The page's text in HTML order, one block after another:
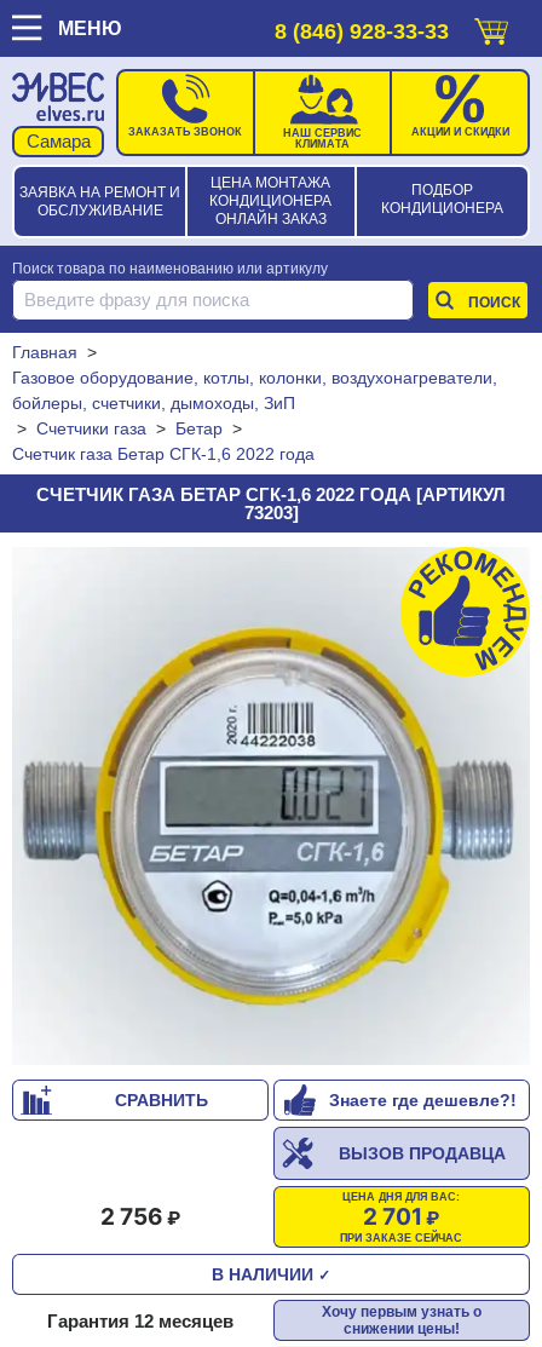
МЕНЮ 8 (846) 928-33-33
ЗАЯВКА НА РЕМОНТ И
ОБСЛУЖИВАНИЕ
ЦЕНА МОНТАЖА
КОНДИЦИОНЕРА
ОНЛАЙН ЗАКАЗ
ПОДБОР
КОНДИЦИОНЕРА
ЗАКАЗАТЬ ЗВОНОК
НАШ СЕРВИС
КЛИМАТА
АКЦИИ И СКИДКИ
Поиск товара по наименованию или артикулу
Главная >
Газовое оборудование, котлы, колонки, воздухонагреватели,
бойлеры, счетчики, дымоходы, ЗиП
> Счетчики газа > Бетар >
Счетчик газа Бетар СГК-1,6 2022 года
СЧЕТЧИК ГАЗА БЕТАР СГК-1,6 2022 ГОДА [АРТИКУЛ
73203]
СРАВНИТЬ Знаете где дешевле?!
ВЫЗОВ ПРОДАВЦА
ЦЕНА ДНЯ ДЛЯ ВАС:
2 701
ПРИ ЗАКАЗЕ СЕЙЧАС
2 756
В НАЛИЧИИ ✓
Гарантия 12 месяцев
Хочу первым узнать о
снижении цены!